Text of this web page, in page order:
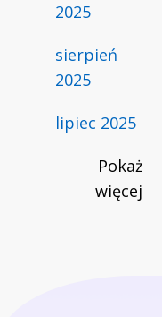
2025
sierpień
2025
lipiec 2025
Pokaż
więcej